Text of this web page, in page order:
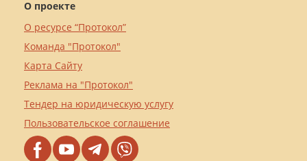
О проекте
О ресурсе “Протокол”
Команда "Протокол"
Карта Сайту
Реклама на "Протокол"
Тендер на юридическую услугу
Пользовательское соглашение